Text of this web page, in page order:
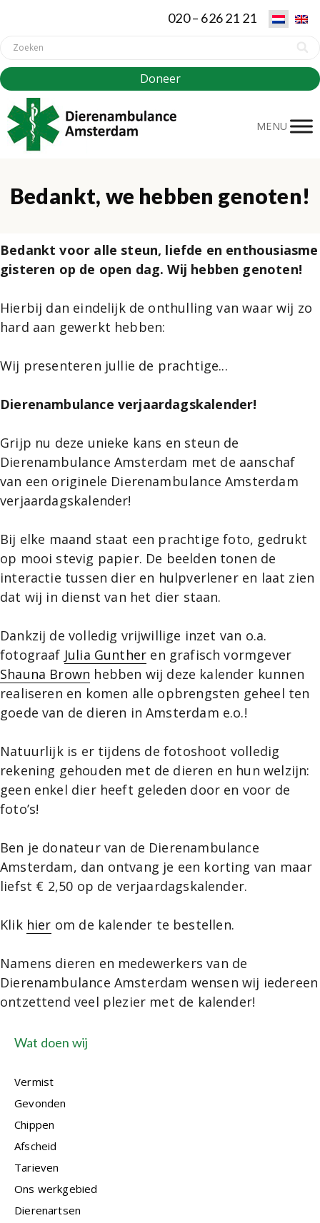
020 – 626 21 21
Doneer
MENU
Bedankt, we hebben genoten!
Bedankt voor alle steun, liefde en enthousiasme
gisteren op de open dag. Wij hebben genoten!
Hierbij dan eindelijk de onthulling van waar wij zo
hard aan gewerkt hebben:
Wij presenteren jullie de prachtige...
Dierenambulance verjaardagskalender!
Grijp nu deze unieke kans en steun de
Dierenambulance Amsterdam met de aanschaf
van een originele Dierenambulance Amsterdam
verjaardagskalender!
Bij elke maand staat een prachtige foto, gedrukt
op mooi stevig papier. De beelden tonen de
interactie tussen dier en hulpverlener en laat zien
dat wij in dienst van het dier staan.
Dankzij de volledig vrijwillige inzet van o.a.
fotograaf Julia Gunther en grafisch vormgever
Shauna Brown hebben wij deze kalender kunnen
realiseren en komen alle opbrengsten geheel ten
goede van de dieren in Amsterdam e.o.!
Natuurlijk is er tijdens de fotoshoot volledig
rekening gehouden met de dieren en hun welzijn:
geen enkel dier heeft geleden door en voor de
foto’s!
Ben je donateur van de Dierenambulance
Amsterdam, dan ontvang je een korting van maar
liefst € 2,50 op de verjaardagskalender.
Klik hier om de kalender te bestellen.
Namens dieren en medewerkers van de
Dierenambulance Amsterdam wensen wij iedereen
ontzettend veel plezier met de kalender!
Wat doen wij
Vermist
Gevonden
Chippen
Afscheid
Tarieven
Ons werkgebied
Dierenartsen